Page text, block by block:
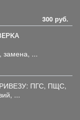
300 руб.
замена, ...
ПГС, ПЩС,
...